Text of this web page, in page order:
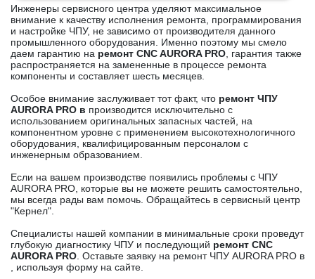
Инженеры сервисного центра уделяют максимальное
внимание к качеству исполнения ремонта, программирования
и настройке ЧПУ, не зависимо от производителя данного
промышленного оборудования. Именно поэтому мы смело
даем гарантию на ремонт CNC AURORA PRO , гарантия также
распространяется на замененные в процессе ремонта
компоненты и составляет шесть месяцев.
Особое внимание заслуживает тот факт, что ремонт ЧПУ
AURORA PRO в производится исключительно с
использованием оригинальных запасных частей, на
компонентном уровне с применением высокотехнологичного
оборудования, квалифицированным персоналом с
инженерным образованием.
Если на вашем производстве появились проблемы с ЧПУ
AURORA PRO, которые вы не можете решить самостоятельно,
мы всегда рады вам помочь. Обращайтесь в сервисный центр
"Кернел".
Специалисты нашей компании в минимальные сроки проведут
глубокую диагностику ЧПУ и последующий ремонт CNC
AURORA PRO . Оставьте заявку на ремонт ЧПУ AURORA PRO в
, используя форму на сайте.